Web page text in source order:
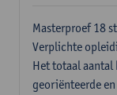
Masterproef 18
Verplichte
Het totaal
georiënteerde